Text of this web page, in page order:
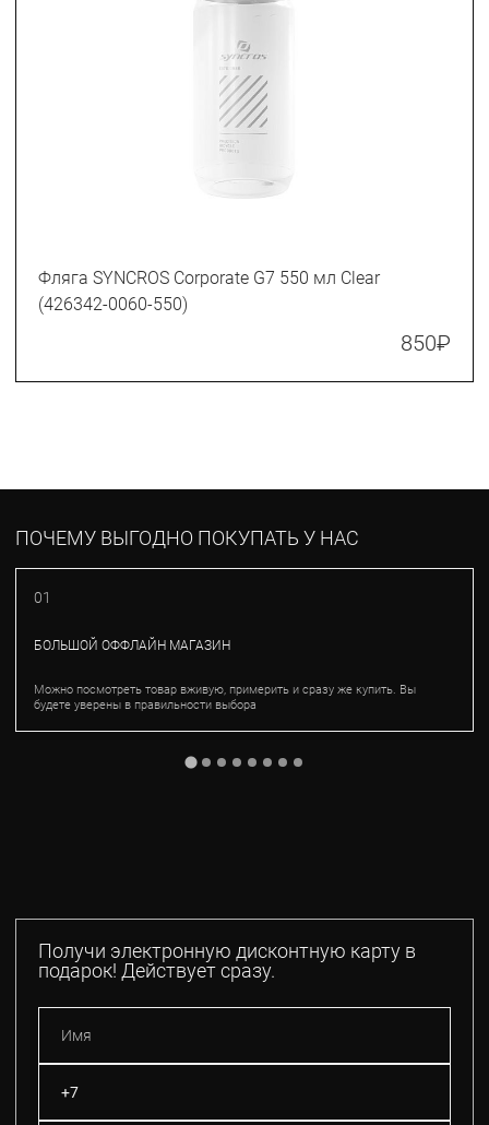
Фляга SYNCROS Corporate G7 550 мл Clear
(426342-0060-550)
850₽
ПОЧЕМУ ВЫГОДНО ПОКУПАТЬ У НАС
01
БОЛЬШОЙ ОФФЛАЙН МАГАЗИН
Можно посмотреть товар вживую, примерить и сразу же купить. Вы
будете уверены в правильности выбора
Получи электронную дисконтную карту в
подарок! Действует сразу.